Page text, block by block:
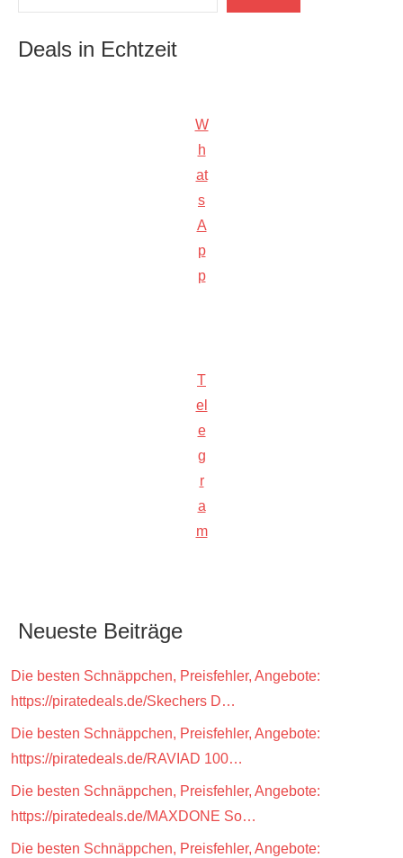
Deals in Echtzeit
W
h
at
s
A
p
p
T
el
e
g
r
a
m
Neueste Beiträge
Die besten Schnäppchen, Preisfehler, Angebote:
https://piratedeals.de/Skechers D…
Die besten Schnäppchen, Preisfehler, Angebote:
https://piratedeals.de/RAVIAD 100…
Die besten Schnäppchen, Preisfehler, Angebote:
https://piratedeals.de/MAXDONE So…
Die besten Schnäppchen, Preisfehler, Angebote: